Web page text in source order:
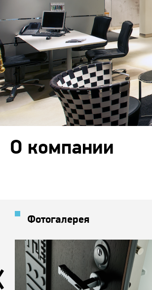
О компании
Фотогалерея